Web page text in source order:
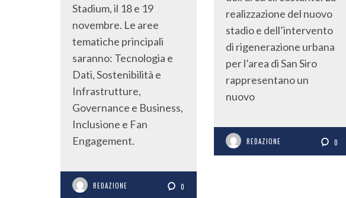
Stadium, il 18 e 19
novembre. Le aree
tematiche principali
saranno: Tecnologia e
Dati, Sostenibilità e
Infrastrutture,
Governance e Business,
Inclusione e Fan
Engagement.
REDAZIONE 0
realizzazione del nuovo
stadio e dell’intervento
di rigenerazione urbana
per l’area di San Siro
rappresentano un
nuovo
REDAZIONE 0